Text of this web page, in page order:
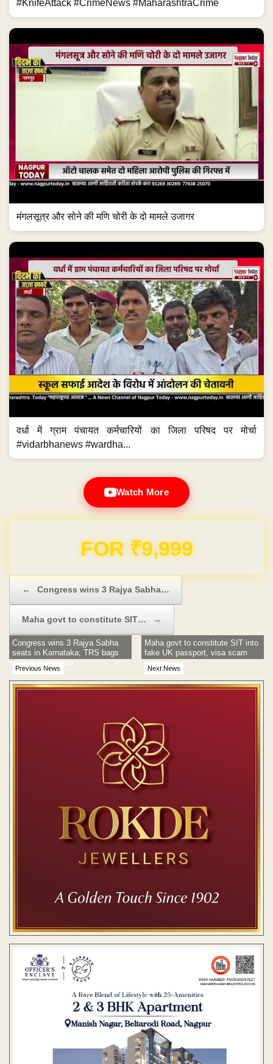
#KnifeAttack #CrimeNews #MaharashtraCrime
मंगलसूत्र और सोने की मणि चोरी के दो मामले उजागर
वर्धा में ग्राम पंचायत कर्मचारियों का जिला परिषद पर मोर्चा
#vidarbhanews #wardha...
Watch More
Domain & Hosting FREE for 1 Year
← Congress wins 3 Rajya Sabha…
Maha govt to constitute SIT… →
Previous News
Congress wins 3 Rajya Sabha
seats in Karnataka; TRS bags
all 3 in Telangana
Next News
Maha govt to constitute SIT into
fake UK passport, visa scam